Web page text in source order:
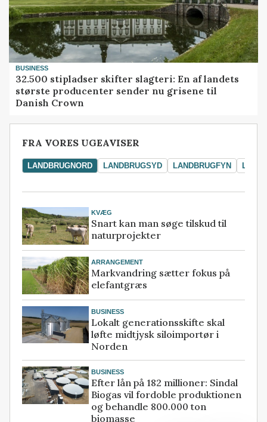
BUSINESS
32.500 stipladser skifter slagteri: En af landets
største producenter sender nu grisene til
Danish Crown
FRA VORES UGEAVISER
LANDBRUGNORD LANDBRUGSYD LANDBRUGFYN
KVÆG
Snart kan man søge tilskud til
naturprojekter
ARRANGEMENT
Markvandring sætter fokus på
elefantgræs
BUSINESS
Lokalt generationsskifte skal
løfte midtjysk siloimportør i
Norden
BUSINESS
Efter lån på 182 millioner: Sindal
Biogas vil fordoble produktionen
og behandle 800.000 ton
biomasse